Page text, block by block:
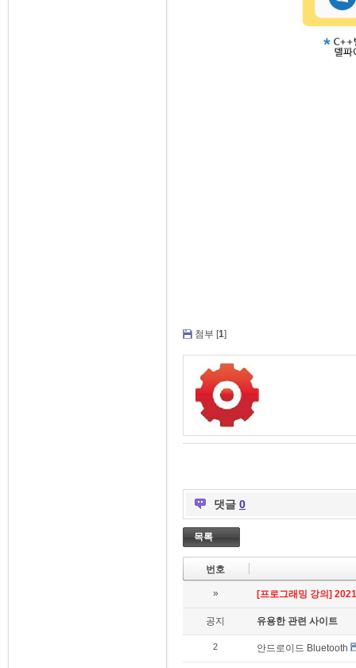
첨부 [1]
댓글 0
목록
번호
» [프로그래밍 강의]
공지 유용한 관련 사이트
2 안드로이드 Bluetooth